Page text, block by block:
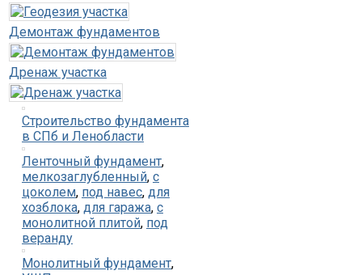
Демонтаж фундаментов
Дренаж участка
Строительство фундамента
в СПб и Ленобласти
Ленточный фундамент,
мелкозаглубленный, с
цоколем, под навес, для
хозблока, для гаража, с
монолитной плитой, под
веранду
Монолитный фундамент,